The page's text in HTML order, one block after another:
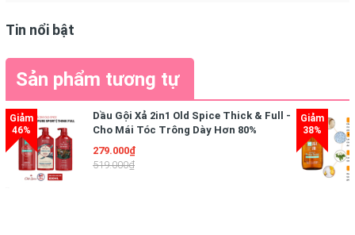
trực tiếp
Tin nổi bật
Sản phẩm tương tự
Dầu Gội Xả 2in1 Old Spice Thick & Full -
Cho Mái Tóc Trông Dày Hơn 80%
(650ml)
279.000₫
519.000₫